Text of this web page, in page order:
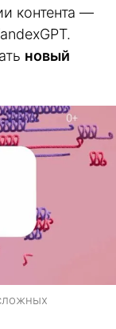
контента —
новый